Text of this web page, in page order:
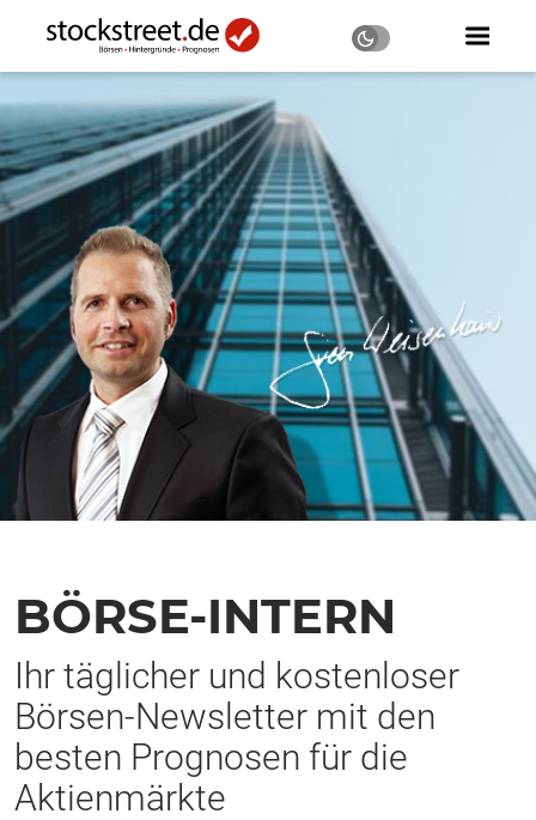
BÖRSE-INTERN
Ihr täglicher und kostenloser
Börsen-Newsletter mit den
besten Prognosen für die
Aktienmärkte